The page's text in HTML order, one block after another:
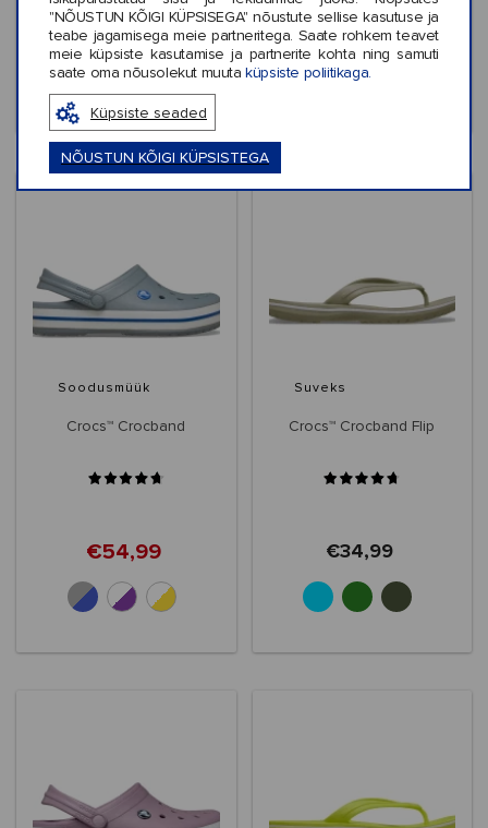
"NÕUSTUN KÕIGI KÜPSISEGA" nõustute sellise kasutuse ja
teabe jagamisega meie partneritega. Saate rohkem teavet
meie küpsiste kasutamise ja partnerite kohta ning samuti
saate oma nõusolekut muuta küpsiste poliitikaga.
Küpsiste seaded
NÕUSTUN KÕIGI KÜPSISTEGA
€19,99
+6
€34,99
Soodusmüük
Crocs™ Crocband
€54,99
Suveks
Crocs™ Crocband Flip
€34,99